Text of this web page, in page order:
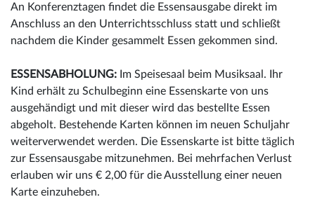
An Konferenztagen findet die Essensausgabe direkt im
Anschluss an den Unterrichtsschluss statt und schließt
nachdem die Kinder gesammelt Essen gekommen sind.
ESSENSABHOLUNG: Im Speisesaal beim Musiksaal. Ihr
Kind erhält zu Schulbeginn eine Essenskarte von uns
ausgehändigt und mit dieser wird das bestellte Essen
abgeholt. Bestehende Karten können im neuen Schuljahr
weiterverwendet werden. Die Essenskarte ist bitte täglich
zur Essensausgabe mitzunehmen. Bei mehrfachen Verlust
erlauben wir uns € 2,00 für die Ausstellung einer neuen
Karte einzuheben.